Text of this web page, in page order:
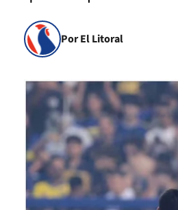
Por El Litoral